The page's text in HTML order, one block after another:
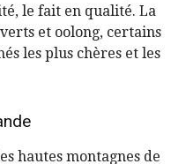
le fait en qualité. La
et oolong, certains
les plus chères et les
hautes montagnes de